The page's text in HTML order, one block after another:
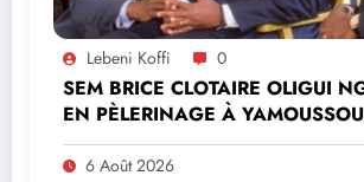
Lebeni Koffi 0
SEM BRICE CLOTAIRE OLIGUI
EN PÈLERINAGE À
MINISTRE PAULIN CLAUDE
PREND PART À LA CÉRÉMONIE
6 Août 2026